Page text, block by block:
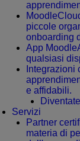
piccole
onboarding
App Moodle
qualsiasi
Integrazioni
e affidabili.
Servizi
Partner
materia di